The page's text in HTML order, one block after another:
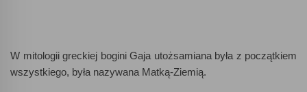
W mitologii greckiej bogini Gaja utożsamiana była z początkiem
wszystkiego, była nazywana Matką-Ziemią.